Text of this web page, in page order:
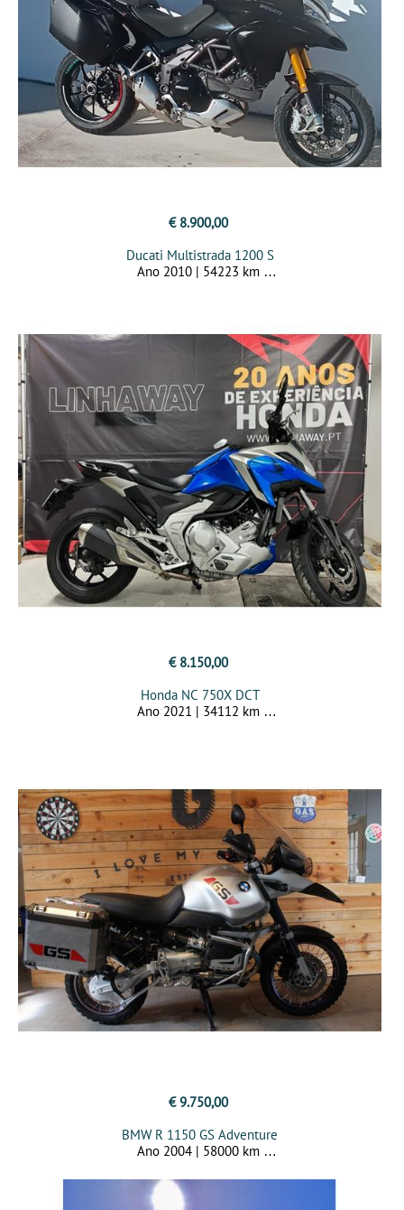
€ 8.900,00
Ducati Multistrada 1200 S
Ano 2010 | 54223 km
€ 8.150,00
Honda NC 750X DCT
Ano 2021 | 34112 km
€ 9.750,00
BMW R 1150 GS Adventure
Ano 2004 | 58000 km